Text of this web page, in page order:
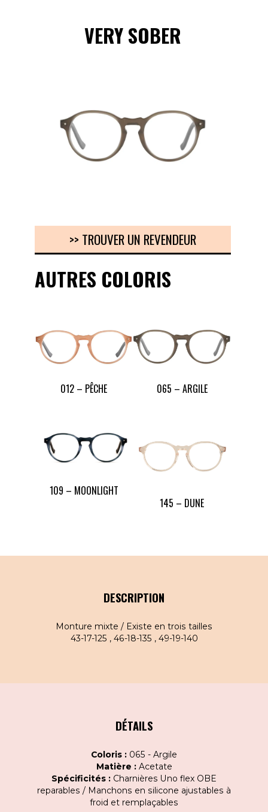
VERY SOBER
>> TROUVER UN REVENDEUR
AUTRES COLORIS
012 – PÊCHE 065 – ARGILE
109 – MOONLIGHT
145 – DUNE
DESCRIPTION
Monture mixte / Existe en trois tailles
43-17-125 , 46-18-135 , 49-19-140
DÉTAILS
Coloris : 065 - Argile
Matière : Acetate
Spécificités : Charnières Uno flex OBE
reparables / Manchons en silicone ajustables à
froid et remplaçables